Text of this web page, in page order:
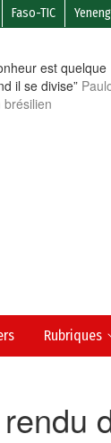
Faso-TIC
est quelque
il se divise”
brésilien
Rubriques